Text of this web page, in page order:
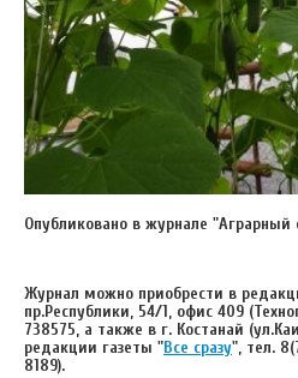
Опубликовано в журнале "Аграрный
Журнал можно приобрести в
пр.Республики, 54/1, офис 409
738575, а также в г. Костанай
редакции газеты "Все сразу", тел.
8189).